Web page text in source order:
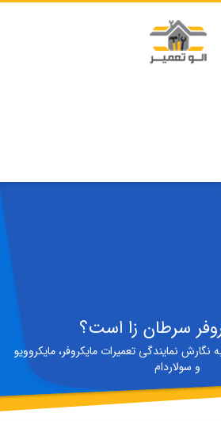
سرطان‌ زا است؟
نمایندگی تعمیرات مایکروفر، مایکروویو
و سولاردام